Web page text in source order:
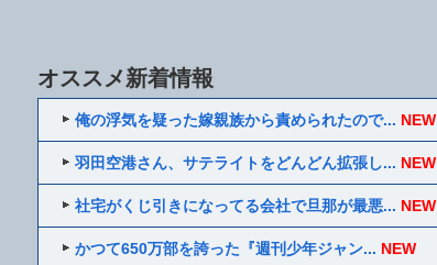
オススメ新着情報
俺の浮気を疑った嫁親族から責められたので... NEW
羽田空港さん、サテライトをどんどん拡張し... NEW
社宅がくじ引きになってる会社で旦那が最悪... NEW
かつて650万部を誇った『週刊少年ジャン... NEW